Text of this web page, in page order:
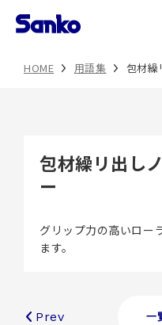
HOME 用語集 包材繰
包材繰リ出し
ー
グリップ力の高いロー
ます。
Prev 一